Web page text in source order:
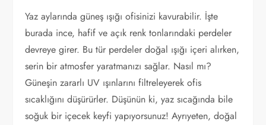
Yaz aylarında güneş ışığı ofisinizi kavurabilir. İşte
burada ince, hafif ve açık renk tonlarındaki perdeler
devreye girer. Bu tür perdeler doğal ışığı içeri alırken,
serin bir atmosfer yaratmanızı sağlar. Nasıl mı?
Güneşin zararlı UV ışınlarını filtreleyerek ofis
sıcaklığını düşürürler. Düşünün ki, yaz sıcağında bile
soğuk bir içecek keyfi yapıyorsunuz! Ayrıyeten, doğal